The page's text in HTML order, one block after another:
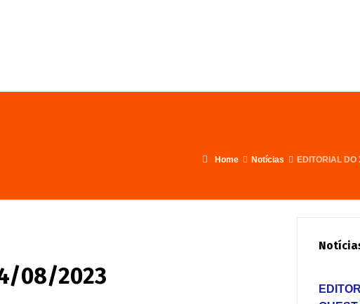
Home Notícias EDITORIAL
08/2023